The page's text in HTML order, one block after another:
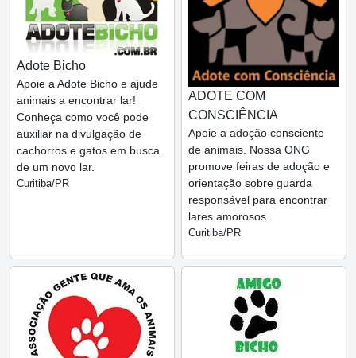
Adote Bicho
Apoie a Adote Bicho e ajude
animais a encontrar lar!
Conheça como você pode
auxiliar na divulgação de
cachorros e gatos em busca
de um novo lar.
Curitiba/PR
ADOTE COM
CONSCIÊNCIA
Apoie a adoção consciente
de animais. Nossa ONG
promove feiras de adoção e
orientação sobre guarda
responsável para encontrar
lares amorosos.
Curitiba/PR